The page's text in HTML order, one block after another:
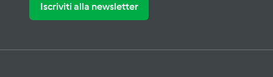
Iscriviti alla newsletter